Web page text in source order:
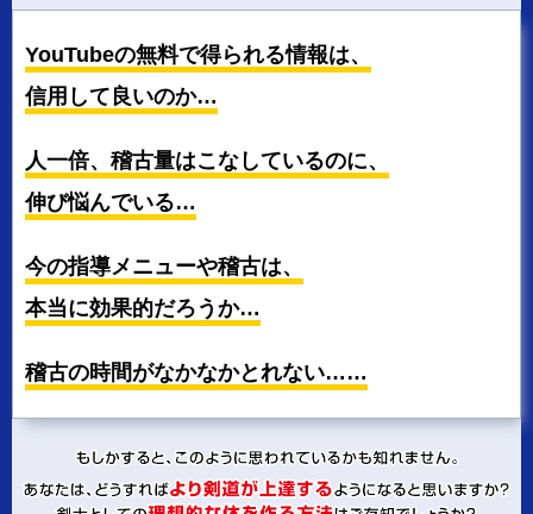
YouTubeの無料で得られる情報は、
信用して良いのか…
人一倍、稽古量はこなしているのに、
伸び悩んでいる…
今の指導メニューや稽古は、
本当に効果的だろうか…
稽古の時間がなかなかとれない……